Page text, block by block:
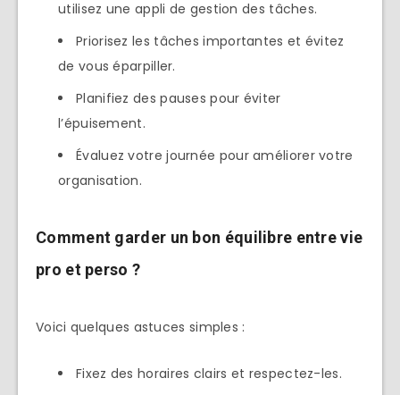
utilisez une appli de gestion des tâches.
Priorisez les tâches importantes et évitez
de vous éparpiller.
Planifiez des pauses pour éviter
l’épuisement.
Évaluez votre journée pour améliorer votre
organisation.
Comment garder un bon équilibre entre vie
pro et perso ?
Voici quelques astuces simples :
Fixez des horaires clairs et respectez-les.